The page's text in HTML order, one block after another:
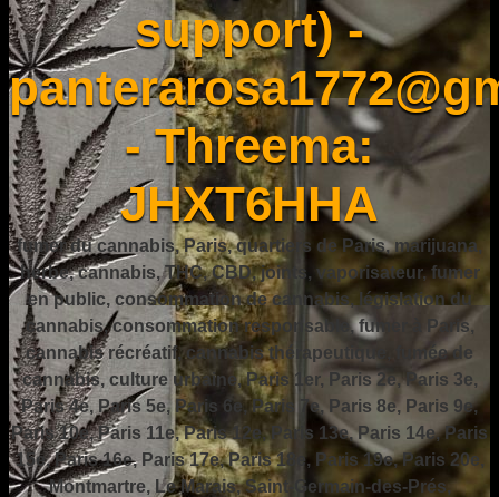
support) -
- Threema:
JHXT6HHA
fumer du cannabis, Paris, quartiers de Paris, marijuana,
herbe, cannabis, THC, CBD, joints, vaporisateur, fumer
en public, consommation de cannabis, législation du
cannabis, consommation responsable, fumer à Paris,
cannabis récréatif, cannabis thérapeutique, fumée de
cannabis, culture urbaine, Paris 1er, Paris 2e, Paris 3e,
Paris 4e, Paris 5e, Paris 6e, Paris 7e, Paris 8e, Paris 9e,
Paris 10e, Paris 11e, Paris 12e, Paris 13e, Paris 14e, Paris
15e, Paris 16e, Paris 17e, Paris 18e, Paris 19e, Paris 20e,
Montmartre, Le Marais, Saint-Germain-des-Prés,